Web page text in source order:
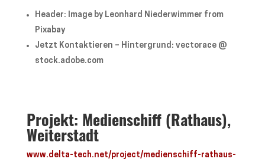
Header: Image by Leonhard Niederwimmer from
Pixabay
Jetzt Kontaktieren – Hintergrund: vectorace @
stock.adobe.com
Projekt: Medienschiff (Rathaus),
Weiterstadt
www.delta-tech.net/project/medienschiff-rathaus-